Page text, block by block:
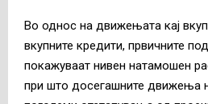
Во однос на движењата кај
вкупните кредити, првичните
покажуваат нивен натамошен
при што досегашните движења